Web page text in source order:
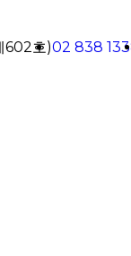
602호)02 838